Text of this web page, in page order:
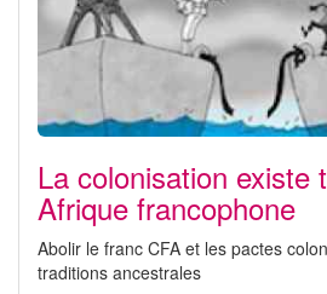
La colonisation existe
Afrique francophone
Abolir le franc CFA et les pactes
traditions ancestrales